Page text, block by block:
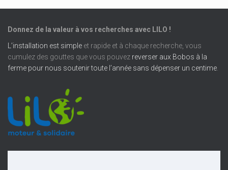
Donnez de la valeur à vos recherches avec LILO !
L’installation est simple et rapide et à chaque recherche, vous
cumulez des gouttes que vous pouvez reverser aux Bobos à la
ferme pour nous soutenir toute l’année sans dépenser un centime.